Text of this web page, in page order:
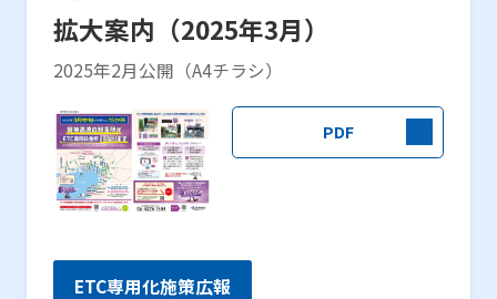
拡大案内（2025年3月）
2025年2月公開（A4チラシ）
PDF
ETC専用化施策広報